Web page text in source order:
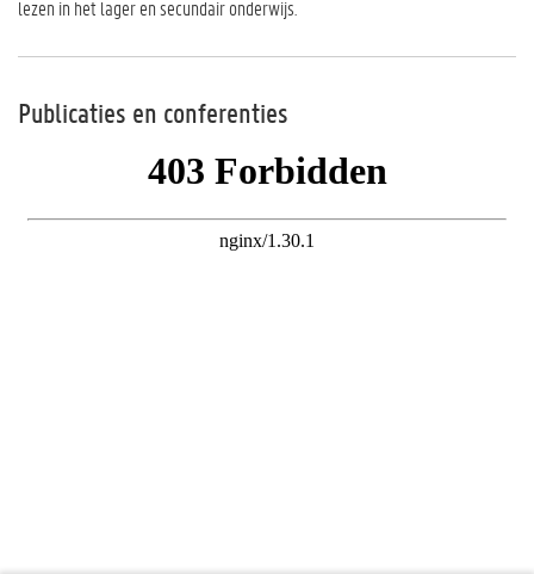
lezen in het lager en secundair onderwijs.
Publicaties en conferenties